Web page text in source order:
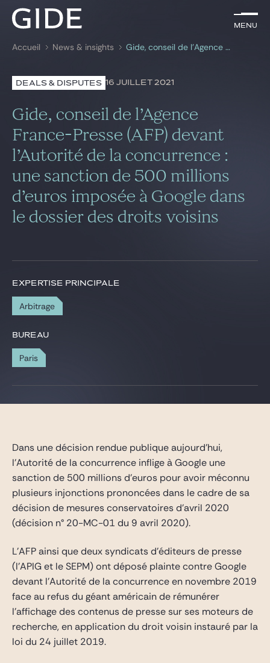
Menu
Rechercher par mots-clés
Menu
Avocats
Expertises
Global
News & insights
Blog Real Estate
Contact
Accueil News & insights Gide, conseil de l’Agence France-Presse (AFP) devant l’Autorité de la concurrence : une sanction de 500 millions d’euros imposée à Google dans le dossier des droits voisins
DEALS & DISPUTES 16 JUILLET 2021
Gide, conseil de l’Agence
France-Presse (AFP) devant
l’Autorité de la concurrence :
une sanction de 500 millions
d’euros imposée à Google dans
le dossier des droits voisins
EXPERTISE PRINCIPALE
Arbitrage
BUREAU
Paris
Dans une décision rendue publique aujourd’hui,
l’Autorité de la concurrence inflige à Google une
sanction de 500 millions d’euros pour avoir méconnu
plusieurs injonctions prononcées dans le cadre de sa
décision de mesures conservatoires d’avril 2020
(décision n° 20-MC-01 du 9 avril 2020).
L’AFP ainsi que deux syndicats d’éditeurs de presse
(l’APIG et le SEPM) ont déposé plainte contre Google
devant l’Autorité de la concurrence en novembre 2019
face au refus du géant américain de rémunérer
l’affichage des contenus de presse sur ses moteurs de
recherche, en application du droit voisin instauré par la
loi du 24 juillet 2019.